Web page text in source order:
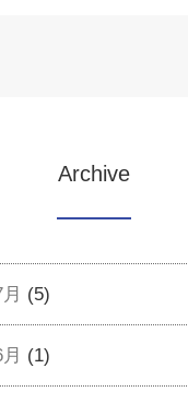
Archive
(5)
(1)